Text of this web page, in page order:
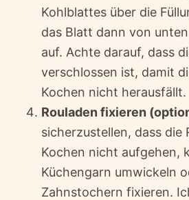
Kohlblattes über die
das Blatt dann von
auf. Achte darauf, dass
verschlossen ist, damit
Kochen nicht herausfällt.
Rouladen fixieren
sicherzustellen, dass die
Kochen nicht aufgehen,
Küchengarn umwickeln
Zahnstochern fixieren.